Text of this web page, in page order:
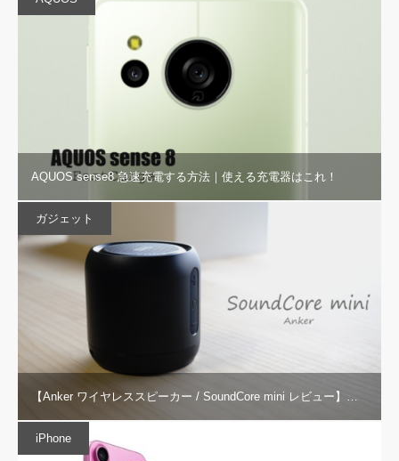
AQUOS sense8 急速充電する方法｜使える充電器はこれ！
ガジェット
【Anker ワイヤレススピーカー / SoundCore mini レビュー】…
iPhone